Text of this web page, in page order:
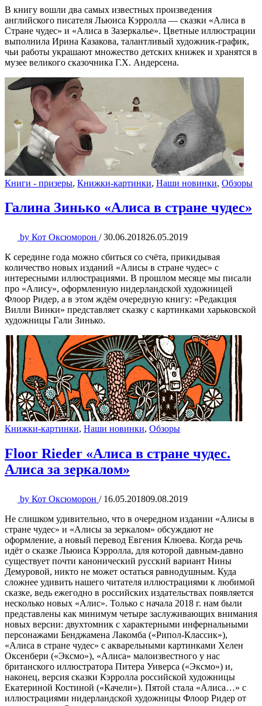
В книгу вошли два самых известных произведения
английского писателя Льюиса Кэрролла — сказки «Алиса в
Стране чудес» и «Алиса в Зазеркалье». Цветные иллюстрации
выполнила Ирина Казакова, талантливый художник-график,
чьи работы украшают множество детских книжек и хранятся в
музее великого сказочника Г.Х. Андерсена.
Книги - призеры, Книжки-картинки, Наши новинки, Обзоры
Галина Зинько «Алиса в стране чудес»
by Кот Оксюморон / 30.06.201826.05.2019
К середине года можно сбиться со счёта, прикидывая
количество новых изданий «Алисы в стране чудес» с
интересными иллюстрациями. В прошлом месяце мы писали
про «Алису», оформленную нидерландской художницей
Флоор Ридер, а в этом ждём очередную книгу: «Редакция
Вилли Винки» представляет сказку с картинками харьковской
художницы Гали Зинько.
Книжки-картинки, Наши новинки, Обзоры
Floor Rieder «Алиса в стране чудес.
Алиса за зеркалом»
by Кот Оксюморон / 16.05.201809.08.2019
Не слишком удивительно, что в очередном издании «Алисы в
стране чудес» и «Алисы за зеркалом» обсуждают не
оформление, а новый перевод Евгения Клюева. Когда речь
идёт о сказке Льюиса Кэрролла, для которой давным-давно
существует почти канонический русский вариант Нины
Демуровой, никто не может остаться равнодушным. Куда
сложнее удивить нашего читателя иллюстрациями к любимой
сказке, ведь ежегодно в российских издательствах появляется
несколько новых «Алис». Только с начала 2018 г. нам были
представлены как минимум четыре заслуживающих внимания
новых версии: двухтомник с характерными инфернальными
персонажами Бенджамена Лакомба («Рипол-Классик»),
«Алиса в стране чудес» с акварельными картинками Хелен
Оксенбери («Эксмо»), «Алиса» малоизвестного у нас
британского иллюстратора Питера Уиверса («Эксмо») и,
наконец, версия сказки Кэрролла российской художницы
Екатериной Костиной («Качели»). Пятой стала «Алиса…» с
иллюстрациями нидерландской художницы Флоор Ридер от